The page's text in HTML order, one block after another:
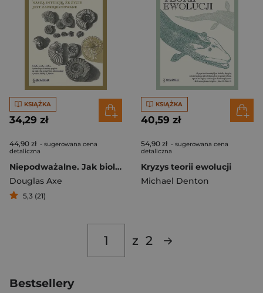
KSIĄŻKA
34,29 zł
44,90 zł - sugerowana cena
detaliczna
Niepodważalne. Jak biologia potwierdza naszą intuicję, że życie jest zaprojektowane
Douglas Axe
5,3 (21)
KSIĄŻKA
40,59 zł
54,90 zł - sugerowana cena
detaliczna
Kryzys teorii ewolucji
Michael Denton
z 2
Bestsellery